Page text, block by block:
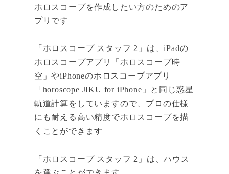
ホロスコープを作成したい方のためのア
プリです
「ホロスコープ スタッフ 2」は、iPadの
ホロスコープアプリ「ホロスコープ時
空」やiPhoneのホロスコープアプリ
「horoscope JIKU for iPhone」と同じ惑星
軌道計算をしていますので、プロの仕様
にも耐える高い精度でホロスコープを描
くことができます
「ホロスコープ スタッフ 2」は、ハウス